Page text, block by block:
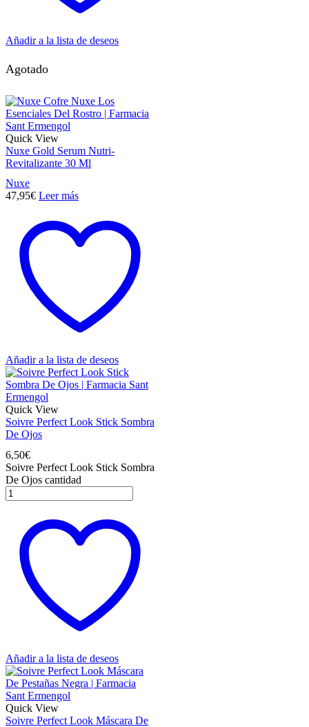
Añadir a la lista de deseos
Agotado
Quick View
Nuxe Gold Serum Nutri-
Revitalizante 30 Ml
Nuxe
47,95€ Leer más
Añadir a la lista de deseos
Quick View
Soivre Perfect Look Stick Sombra
De Ojos
6,50€
Soivre Perfect Look Stick Sombra
De Ojos cantidad
Añadir a la lista de deseos
Quick View
Soivre Perfect Look Máscara De